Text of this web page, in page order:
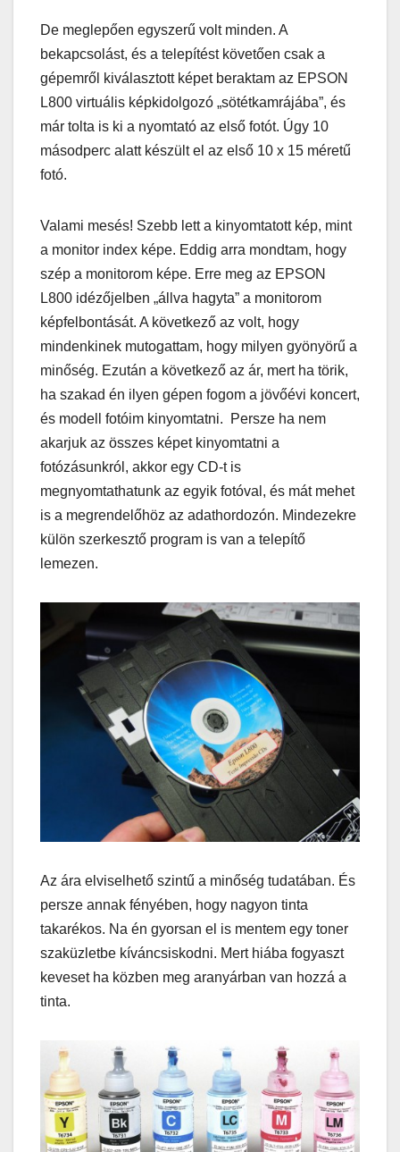
De meglepően egyszerű volt minden. A
bekapcsolást, és a telepítést követően csak a
gépemről kiválasztott képet beraktam az EPSON
L800 virtuális képkidolgozó „sötétkamrájába”, és
már tolta is ki a nyomtató az első fotót. Úgy 10
másodperc alatt készült el az első 10 x 15 méretű
fotó.
Valami mesés! Szebb lett a kinyomtatott kép, mint
a monitor index képe. Eddig arra mondtam, hogy
szép a monitorom képe. Erre meg az EPSON
L800 idézőjelben „állva hagyta” a monitorom
képfelbontását. A következő az volt, hogy
mindenkinek mutogattam, hogy milyen gyönyörű a
minőség. Ezután a következő az ár, mert ha törik,
ha szakad én ilyen gépen fogom a jövőévi koncert,
és modell fotóim kinyomtatni. Persze ha nem
akarjuk az összes képet kinyomtatni a
fotózásunkról, akkor egy CD-t is
megnyomtathatunk az egyik fotóval, és mát mehet
is a megrendelőhöz az adathordozón. Mindezekre
külön szerkesztő program is van a telepítő
lemezen.
Az ára elviselhető szintű a minőség tudatában. És
persze annak fényében, hogy nagyon tinta
takarékos. Na én gyorsan el is mentem egy toner
szaküzletbe kíváncsiskodni. Mert hiába fogyaszt
keveset ha közben meg aranyárban van hozzá a
tinta.